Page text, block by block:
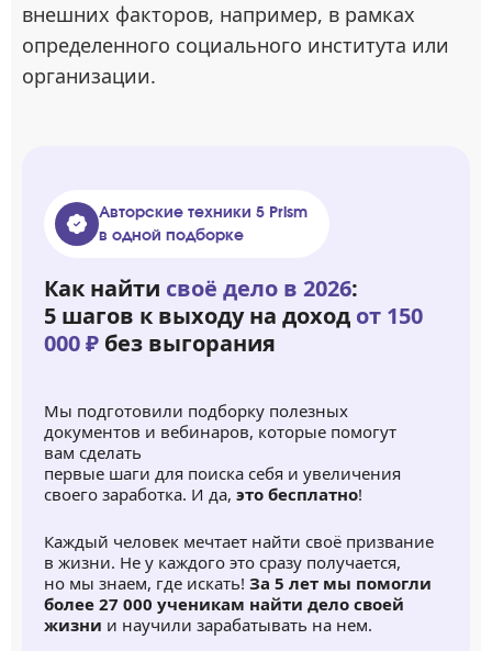
внешних факторов, например, в рамках
определенного социального института или
организации.
Авторские техники 5 Prism
в одной подборке
Как найти своё дело в 2026:
5 шагов к выходу на доход от 150
000 ₽ без выгорания
Мы подготовили подборку полезных
документов и вебинаров, которые помогут
вам сделать
первые шаги для поиска себя и увеличения
своего заработка. И да, это бесплатно!
Каждый человек мечтает найти своё призвание
в жизни. Не у каждого это сразу получается,
но мы знаем, где искать! За 5 лет мы помогли
более 27 000 ученикам найти дело своей
жизни и научили зарабатывать на нем.